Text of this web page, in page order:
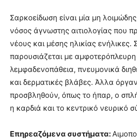
Σαρκοείδωση είναι μία μη
νόσος άγνωστης αιτιολογίας που
νέους και μέσης ηλικίας ενήλικες.
παρουσιάζεται με
λεμφαδενοπάθεια, πνευμονικά
και δερματικές βλάβες. Άλλα
προσβληθούν, όπως το ήπαρ, ο
η καρδιά και το κεντρικό νευρικό
Επηρεαζόμενα συστήματα: